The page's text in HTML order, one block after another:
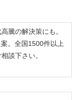
騰の解決策にも。
。全国1500件以上
談下さい。